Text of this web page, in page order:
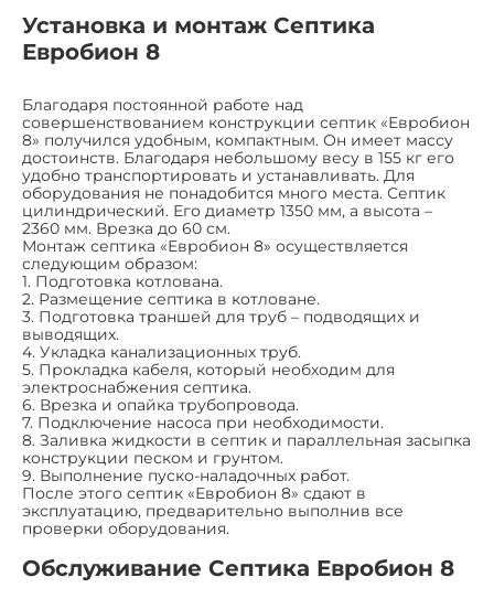
Установка и монтаж Септика
Евробион 8
Благодаря постоянной работе над
совершенствованием конструкции септик «Евробион
8» получился удобным, компактным. Он имеет массу
достоинств. Благодаря небольшому весу в 155 кг его
удобно транспортировать и устанавливать. Для
оборудования не понадобится много места. Септик
цилиндрический. Его диаметр 1350 мм, а высота –
2360 мм. Врезка до 60 см.
Монтаж септика «Евробион 8» осуществляется
следующим образом:
1. Подготовка котлована.
2. Размещение септика в котловане.
3. Подготовка траншей для труб – подводящих и
выводящих.
4. Укладка канализационных труб.
5. Прокладка кабеля, который необходим для
электроснабжения септика.
6. Врезка и опайка трубопровода.
7. Подключение насоса при необходимости.
8. Заливка жидкости в септик и параллельная засыпка
конструкции песком и грунтом.
9. Выполнение пуско-наладочных работ.
После этого септик «Евробион 8» сдают в
эксплуатацию, предварительно выполнив все
проверки оборудования.
Обслуживание Септика Евробион 8